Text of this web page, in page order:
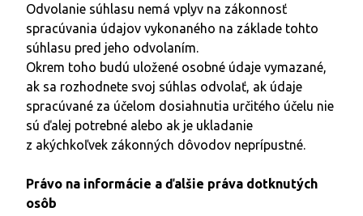
Odvolanie súhlasu nemá vplyv na zákonnosť
spracúvania údajov vykonaného na základe tohto
súhlasu pred jeho odvolaním.
Okrem toho budú uložené osobné údaje vymazané,
ak sa rozhodnete svoj súhlas odvolať, ak údaje
spracúvané za účelom dosiahnutia určitého účelu nie
sú ďalej potrebné alebo ak je ukladanie
z akýchkoľvek zákonných dôvodov neprípustné.
Právo na informácie a ďalšie práva dotknutých
osôb